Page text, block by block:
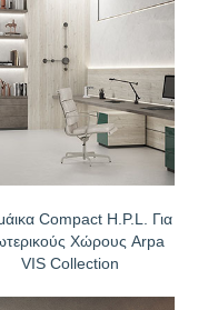
προσφέρονται
και
Compact H.P.L. Για
Χώρους Arpa
VIS Collection